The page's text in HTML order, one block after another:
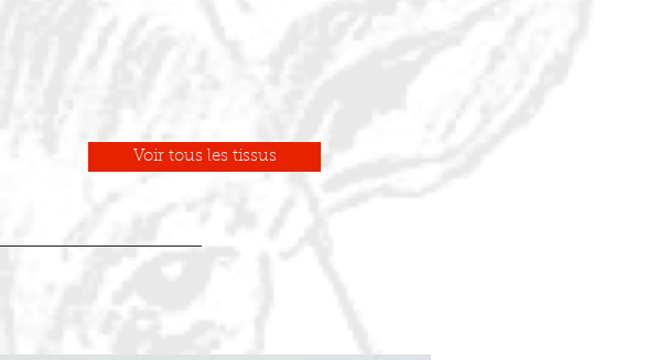
Voir tous les tissus